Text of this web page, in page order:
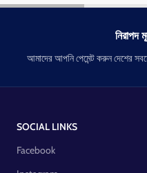
নিরাপদ
আমাদের আপনি পেমেন্ট করুন দেশের
SOCIAL LINKS
Facebook